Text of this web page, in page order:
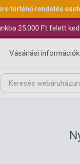
történő rendelés
25.000 Ft felett
Vásárlási információk